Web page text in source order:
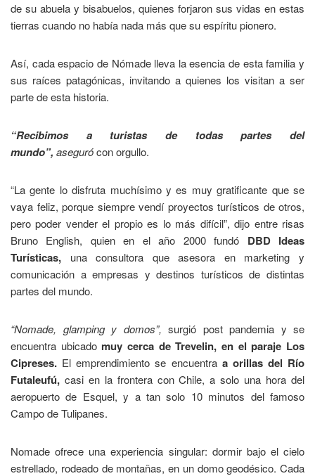
de su abuela y bisabuelos, quienes forjaron sus vidas en estas
tierras cuando no había nada más que su espíritu pionero.
Así, cada espacio de Nómade lleva la esencia de esta familia y
sus raíces patagónicas, invitando a quienes los visitan a ser
parte de esta historia.
“Recibimos a turistas de todas partes del
mundo”, asegurócon orgullo.
“La gente lo disfruta muchísimo y es muy gratificante que se
vaya feliz, porque siempre vendí proyectos turísticos de otros,
pero poder vender el propio es lo más difícil”, dijo entre risas
Bruno English, quien en el año 2000 fundó DBD Ideas
Turísticas, una consultora que asesora en marketing y
comunicación a empresas y destinos turísticos de distintas
partes del mundo.
“Nomade, glamping y domos”, surgió post pandemia y se
encuentra ubicado muy cerca de Trevelin, en el paraje Los
Cipreses. El emprendimiento se encuentraa orillas del Río
Futaleufú, casi en la frontera con Chile, a solo una hora del
aeropuerto de Esquel, y a tan solo 10 minutos del famoso
Campo de Tulipanes.
Nomade ofrece una experiencia singular: dormir bajo el cielo
estrellado, rodeado de montañas, en un domo geodésico. Cada